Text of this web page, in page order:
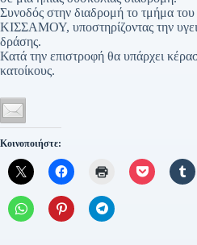
Συνοδός στην διαδρομή το τμήμα
ΚΙΣΣΑΜΟΥ, υποστηρίζοντας την
δράσης.
Κατά την επιστροφή θα υπάρχει
κατοίκους.
Κοινοποιήστε: